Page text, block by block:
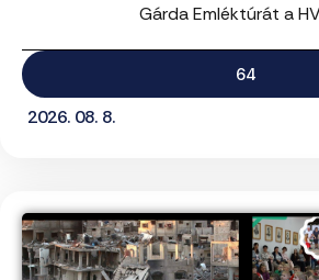
Gárda Emléktúrát a
64
2026. 08. 8.